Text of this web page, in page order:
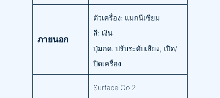
ภายนอก
ตัวเครื่อง: แมกนีเซียม
สี: เงิน
ปุ่มกด: ปรับระดับเสียง, เปิด/
ปิดเครื่อง
Surface Go 2